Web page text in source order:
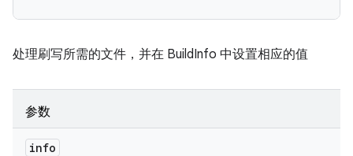
处理刷写所需的文件，并在 BuildInfo 中设置相应的值
参数
info